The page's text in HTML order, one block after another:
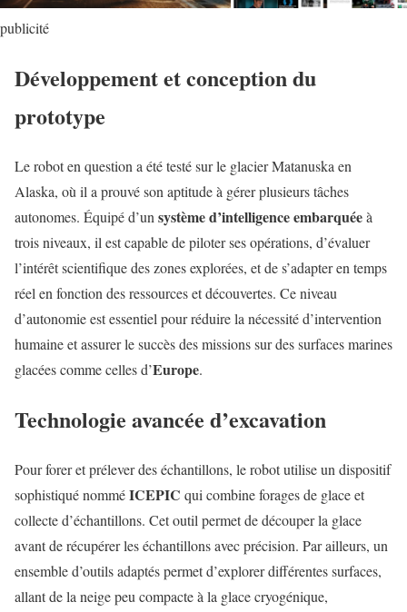
publicité
Développement et conception du
prototype
Le robot en question a été testé sur le glacier Matanuska en
Alaska, où il a prouvé son aptitude à gérer plusieurs tâches
autonomes. Équipé d’un système d’intelligence embarquéeà
trois niveaux, il est capable de piloter ses opérations, d’évaluer
l’intérêt scientifique des zones explorées, et de s’adapter en temps
réel en fonction des ressources et découvertes. Ce niveau
d’autonomie est essentiel pour réduire la nécessité d’intervention
humaine et assurer le succès des missions sur des surfaces marines
glacées comme celles d’Europe.
Technologie avancée d’excavation
Pour forer et prélever des échantillons, le robot utilise un dispositif
sophistiqué nomméICEPIC qui combine forages de glace et
collecte d’échantillons. Cet outil permet de découper la glace
avant de récupérer les échantillons avec précision. Par ailleurs, un
ensemble d’outils adaptés permet d’explorer différentes surfaces,
allant de la neige peu compacte à la glace cryogénique,